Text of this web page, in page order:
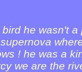
he wasn't
! he was a
we are the